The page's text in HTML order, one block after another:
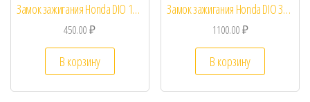
Замок зажигания Honda DIO 18 27
450.00₽
В корзину
Замок зажигания Honda DIO 35 ZX косое крепление
1100.00₽
В корзину